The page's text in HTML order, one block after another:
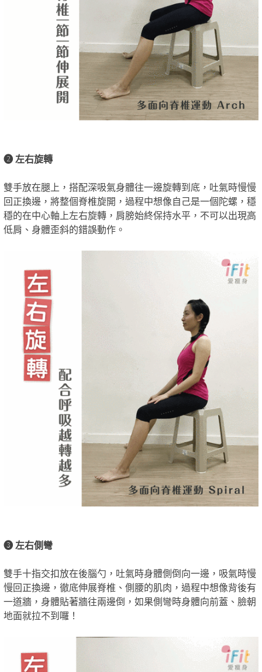
❷ 左右旋轉
雙手放在腿上，搭配深吸氣身體往一邊旋轉到底，吐氣時慢慢
回正換邊，將整個脊椎旋開，過程中想像自己是一個陀螺，穩
穩的在中心軸上左右旋轉，肩膀始終保持水平，不可以出現高
低肩、身體歪斜的錯誤動作。
❸ 左右側彎
雙手十指交扣放在後腦勺，吐氣時身體側倒向一邊，吸氣時慢
慢回正換邊，徹底伸展脊椎、側腰的肌肉，過程中想像背後有
一道牆，身體貼著牆往兩邊倒，如果側彎時身體向前蓋、臉朝
地面就拉不到囉！